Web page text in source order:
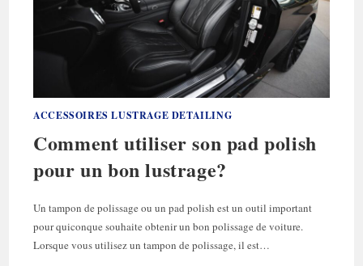
ACCESSOIRES LUSTRAGE DETAILING
Comment utiliser son pad polish
pour un bon lustrage?
Un tampon de polissage ou un pad polish est un outil important
pour quiconque souhaite obtenir un bon polissage de voiture.
Lorsque vous utilisez un tampon de polissage, il est…